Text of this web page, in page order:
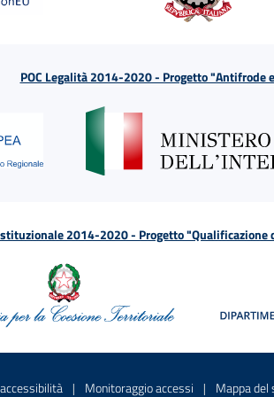
POC Legalità 2014-2020 - Progetto "Antifrode
2014-2020 - Progetto "Qualificazione
una nuova finestraSito interno - Apre in una nuova
Monitoraggio accessi Sito interno -
Mappa del